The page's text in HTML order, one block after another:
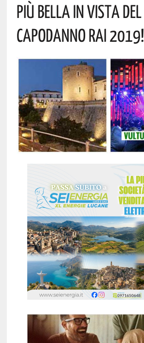
PIÙ BELLA IN VISTA DEL
CAPODANNO RAI 2019!